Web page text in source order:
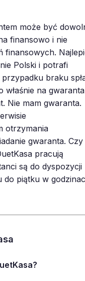
może być
finansowo i nie
finansowych.
Polski i potrafi
braku
na gwaranta
Nie mam gwaranta.
otrzymania
gwaranta. Czy
pracują
są do dyspozycji
do piątku w